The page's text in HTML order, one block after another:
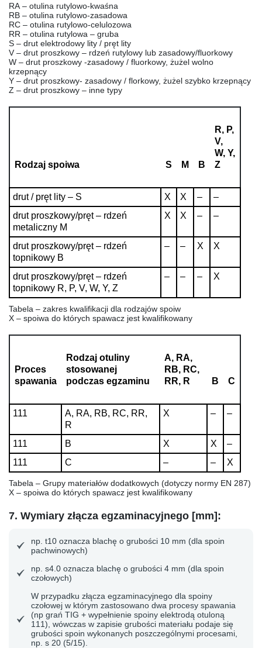
RA – otulina rutylowo-kwaśna
RB – otulina rutylowo-zasadowa
RC – otulina rutylowo-celulozowa
RR – otulina rutylowa – gruba
S – drut elektrodowy lity / pręt lity
V – drut proszkowy – rdzeń rutylowy lub zasadowy/fluorkowy
W – drut proszkowy -zasadowy / fluorkowy, żużel wolno
krzepnący
Y – drut proszkowy- zasadowy / florkowy, żużel szybko krzepnący
Z – drut proszkowy – inne typy
Rodzaj spoiwa S M B
R, P,
V,
W, Y,
Z
drut / pręt lity – S X X –
–
drut proszkowy/pręt – rdzeń
metaliczny M
X X – –
drut proszkowy/pręt – rdzeń
topnikowy B
– – X X
drut proszkowy/pręt – rdzeń
topnikowy R, P, V, W, Y, Z
– – – X
Tabela – zakres kwalifikacji dla rodzajów spoiw
X – spoiwa do których spawacz jest kwalifikowany
Proces
spawania
Rodzaj otuliny
stosowanej
podczas egzaminu
A, RA,
RB, RC,
RR, R
B C
111
A, RA, RB, RC, RR,
R
X – –
111 B X X
–
111
C – – X
Tabela – Grupy materiałów dodatkowych (dotyczy normy EN 287)
X – spoiwa do których spawacz jest kwalifikowany
7. Wymiary złącza egzaminacyjnego [mm]:
np. t10 oznacza blachę o grubości 10 mm (dla spoin
pachwinowych)
np. s4.0 oznacza blachę o grubości 4 mm (dla spoin
czołowych)
W przypadku złącza egzaminacyjnego dla spoiny
czołowej w którym zastosowano dwa procesy spawania
(np grań TIG + wypełnienie spoiny elektrodą otuloną
111), wówczas w zapisie grubości materiału podaje się
grubości spoin wykonanych poszczególnymi procesami,
np. s 20 (5/15).